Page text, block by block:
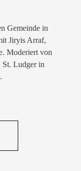
Gemeinde in
Jiryis Arraf,
Moderiert von
Ludger in